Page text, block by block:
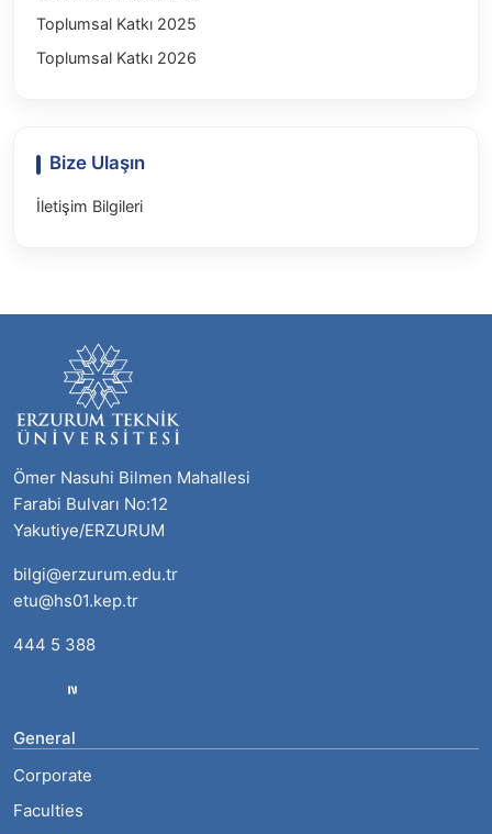
Toplumsal Katkı 2025
Toplumsal Katkı 2026
Bize Ulaşın
İletişim Bilgileri
Ömer Nasuhi Bilmen Mahallesi
Farabi Bulvarı No:12
Yakutiye/ERZURUM
bilgi@erzurum.edu.tr
etu@hs01.kep.tr
444 5 388
General
Corporate
Faculties